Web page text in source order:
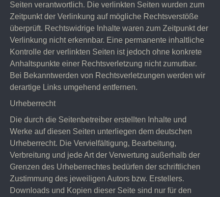
Seiten verantwortlich. Die verlinkten Seiten wurden zum
Zeitpunkt der Verlinkung auf mögliche Rechtsverstöße
überprüft. Rechtswidrige Inhalte waren zum Zeitpunkt der
Verlinkung nicht erkennbar. Eine permanente inhaltliche
Kontrolle der verlinkten Seiten ist jedoch ohne konkrete
Anhaltspunkte einer Rechtsverletzung nicht zumutbar.
Bei Bekanntwerden von Rechtsverletzungen werden wir
derartige Links umgehend entfernen.
Urheberrecht
Die durch die Seitenbetreiber erstellten Inhalte und
Werke auf diesen Seiten unterliegen dem deutschen
Urheberrecht. Die Vervielfältigung, Bearbeitung,
Verbreitung und jede Art der Verwertung außerhalb der
Grenzen des Urheberrechtes bedürfen der schriftlichen
Zustimmung des jeweiligen Autors bzw. Erstellers.
Downloads und Kopien dieser Seite sind nur für den